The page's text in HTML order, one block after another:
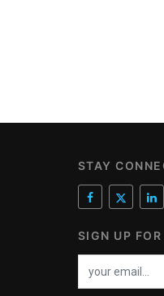
STAY
SIGN UP